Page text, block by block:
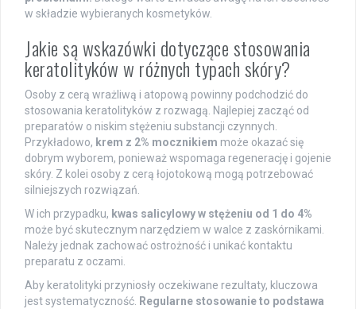
w składzie wybieranych kosmetyków.
Jakie są wskazówki dotyczące stosowania
keratolityków w różnych typach skóry?
Osoby z cerą wrażliwą i atopową powinny podchodzić do
stosowania keratolityków z rozwagą. Najlepiej zacząć od
preparatów o niskim stężeniu substancji czynnych.
Przykładowo, krem z 2% mocznikiem może okazać się
dobrym wyborem, ponieważ wspomaga regenerację i gojenie
skóry. Z kolei osoby z cerą łojotokową mogą potrzebować
silniejszych rozwiązań.
W ich przypadku, kwas salicylowy w stężeniu od 1 do 4%
może być skutecznym narzędziem w walce z zaskórnikami.
Należy jednak zachować ostrożność i unikać kontaktu
preparatu z oczami.
Aby keratolityki przyniosły oczekiwane rezultaty, kluczowa
jest systematyczność. Regularne stosowanie to podstawa